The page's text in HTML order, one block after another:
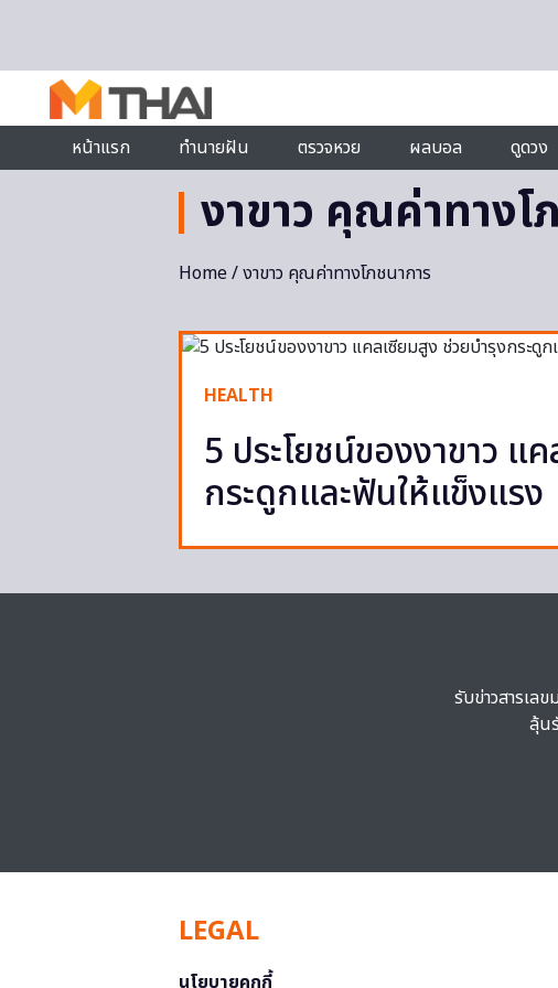
หน้าแรก
ทำนายฝัน ตรวจหวย ผลบอล ดูดวง
งาขาว คุณค่าทางโ
Home/ งาขาว คุณค่าทางโภชนาการ
HEALTH
5 ประโยชน์ของงาขาว แ
กระดูกและฟันให้แข็งแรง
รับข่าวสารเล
ลุ้น
LEGAL
นโยบายคุกกี้